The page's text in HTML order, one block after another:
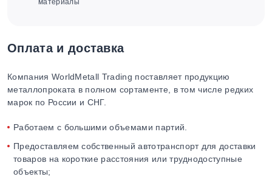
материалы
Оплата и доставка
Компания WorldMetall Trading поставляет продукцию
металлопроката в полном сортаменте, в том числе редких
марок по России и СНГ.
Работаем с большими объемами партий.
Предоставляем собственный автотранспорт для доставки
товаров на короткие расстояния или труднодоступные
объекты;